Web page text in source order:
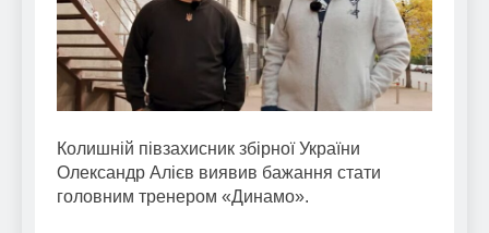
Колишній півзахисник збірної України
Олександр Алієв виявив бажання стати
головним тренером «Динамо».